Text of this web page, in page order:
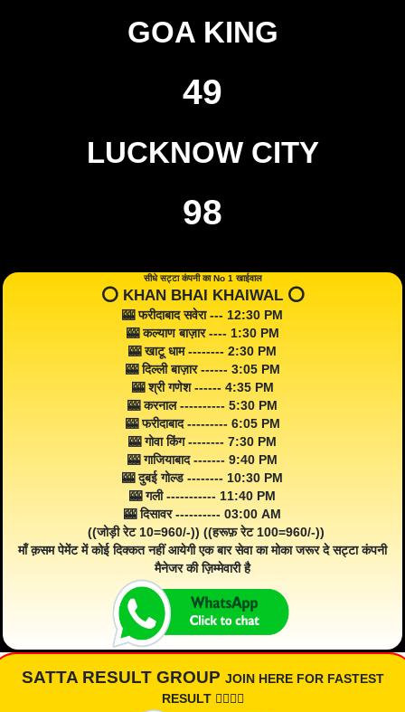
GOA KING
49
LUCKNOW CITY
98
सीधे सट्टा कंपनी का No 1 खाईवाल
⭕️ KHAN BHAI KHAIWAL ⭕️
🎰 फरीदाबाद सवेरा --- 12:30 PM
🎰 कल्याण बाज़ार ---- 1:30 PM
🎰 खाटू धाम -------- 2:30 PM
🎰 दिल्ली बाज़ार ------ 3:05 PM
🎰 श्री गणेश ------ 4:35 PM
🎰 करनाल ---------- 5:30 PM
🎰 फरीदाबाद --------- 6:05 PM
🎰 गोवा किंग -------- 7:30 PM
🎰 गाजियाबाद ------- 9:40 PM
🎰 दुबई गोल्ड -------- 10:30 PM
🎰 गली ----------- 11:40 PM
🎰 दिसावर ---------- 03:00 AM
((जोड़ी रेट 10=960/-)) ((हरूफ़ रेट 100=960/-))
माँ क़सम पेमेंट में कोई दिक्कत नहीं आयेगी एक बार सेवा का मोका जरूर दे सट्टा कंपनी
मैनेजर की ज़िम्मेवारी है
SATTA RESULT GROUP JOIN HERE FOR FASTEST
RESULT 👇🏾👇🏾